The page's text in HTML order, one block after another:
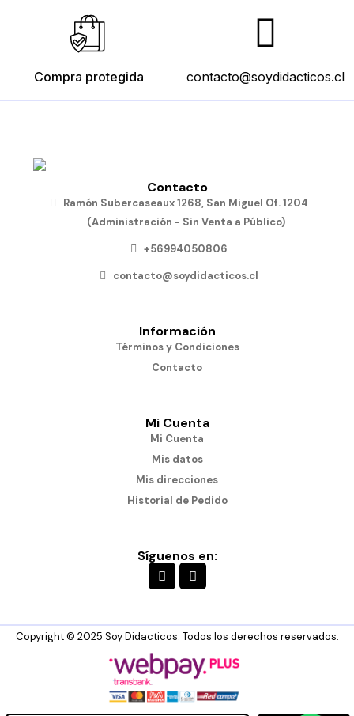
Compra protegida contacto@soydidacticos.cl
Contacto
Ramón Subercaseaux 1268, San Miguel Of. 1204
(Administración - Sin Venta a Público)
+56994050806
contacto@soydidacticos.cl
Información
Términos y Condiciones
Contacto
Mi Cuenta
Mi Cuenta
Mis datos
Mis direcciones
Historial de Pedido
Síguenos en:
Copyright © 2025 Soy Didacticos. Todos los derechos reservados.